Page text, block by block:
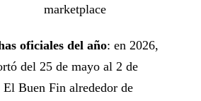
marketplace
oficiales del año: en 2026,
del 25 de mayo al 2 de
Buen Fin alrededor de